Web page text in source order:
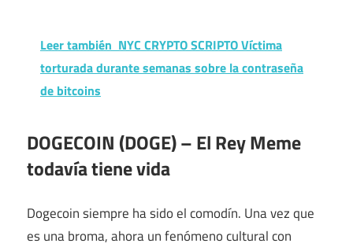
Leer también NYC CRYPTO SCRIPTO Víctima
torturada durante semanas sobre la contraseña
de bitcoins
DOGECOIN (DOGE) – El Rey Meme
todavía tiene vida
Dogecoin siempre ha sido el comodín. Una vez que
es una broma, ahora un fenómeno cultural con